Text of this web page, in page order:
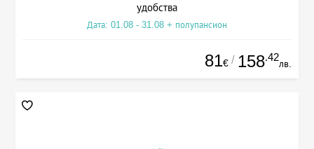
удобства
Дата: 01.08 - 31.08 + полупансион
81€ / 158.42
лв.